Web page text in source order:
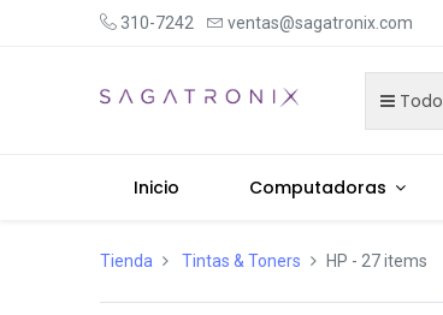
310-7242 ventas@sagatronix.com
Todo
Inicio Computadoras
Tienda Tintas & Toners HP - 27 items